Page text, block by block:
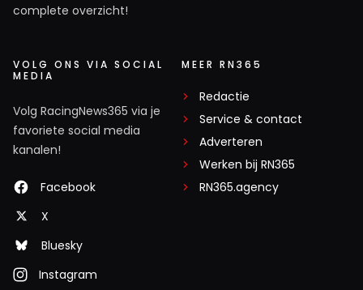
complete overzicht!
VOLG ONS VIA SOCIAL
MEDIA
Volg RacingNews365 via je
favoriete social media
kanalen!
Facebook
X
Bluesky
Instagram
MEER RN365
Redactie
Service & contact
Adverteren
Werken bij RN365
RN365.agency